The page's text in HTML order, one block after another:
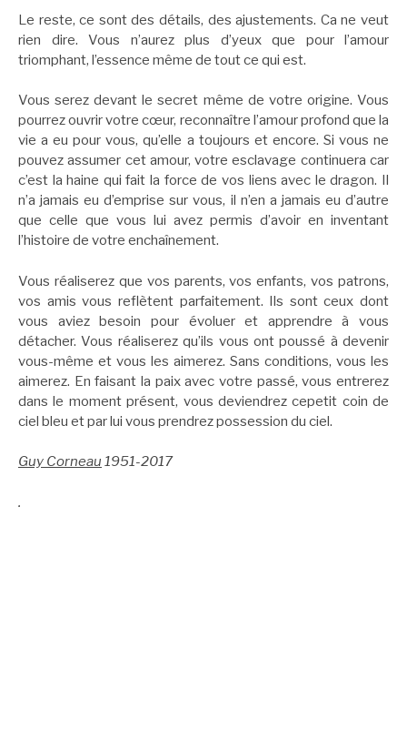
Le reste, ce sont des détails, des ajustements. Ca ne veut
rien dire. Vous n’aurez plus d’yeux que pour l’amour
triomphant, l’essence même de tout ce qui est.
Vous serez devant le secret même de votre origine. Vous
pourrez ouvrir votre cœur, reconnaître l’amour profond que la
vie a eu pour vous, qu’elle a toujours et encore. Si vous ne
pouvez assumer cet amour, votre esclavage continuera car
c’est la haine qui fait la force de vos liens avec le dragon. Il
n’a jamais eu d’emprise sur vous, il n’en a jamais eu d’autre
que celle que vous lui avez permis d’avoir en inventant
l’histoire de votre enchaînement.
Vous réaliserez que vos parents, vos enfants, vos patrons,
vos amis vous reflètent parfaitement. Ils sont ceux dont
vous aviez besoin pour évoluer et apprendre à vous
détacher. Vous réaliserez qu’ils vous ont poussé à devenir
vous-même et vous les aimerez. Sans conditions, vous les
aimerez. En faisant la paix avec votre passé, vous entrerez
dans le moment présent, vous deviendrez cepetit coin de
ciel bleu et par lui vous prendrez possession du ciel.
Guy Corneau 1951-2017
.